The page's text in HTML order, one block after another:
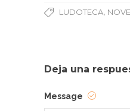
LUDOTECA,
Deja una
Message